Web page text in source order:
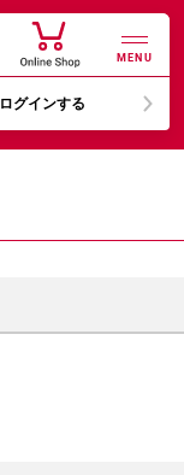
MENU
ログインする